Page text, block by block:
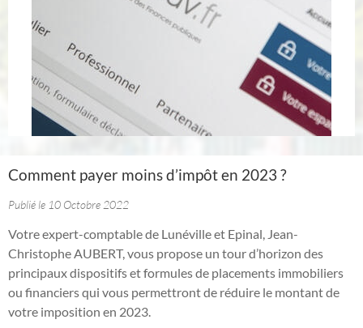
Comment payer moins d’impôt en 2023 ?
Publié le 10 Octobre 2022
Votre expert-comptable de Lunéville et Epinal, Jean-
Christophe AUBERT, vous propose un tour d’horizon des
principaux dispositifs et formules de placements immobiliers
ou financiers qui vous permettront de réduire le montant de
votre imposition en 2023.